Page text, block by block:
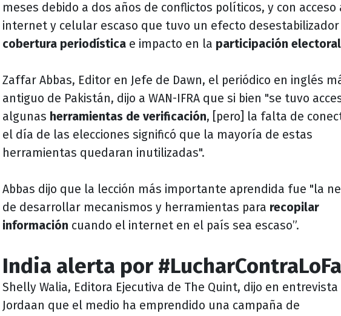
meses debido a dos años de conflictos políticos, y con acceso
internet y celular escaso que tuvo un efecto
cobertura periodísticae impacto en la participación electoral
Zaffar Abbas, Editor en Jefe de Dawn, el periódico en inglés
antiguo de Pakistán, dijo a WAN-IFRA que si bien "se tuvo
algunas herramientas de verificación, [pero] la falta de
el día de las elecciones significó que la mayoría de estas
herramientas quedaran inutilizadas".
Abbas dijo que la lección más importante aprendida fue "la
de desarrollar mecanismos y herramientas para recopilar
información cuando el internet en el país sea escaso”.
India alerta por
Shelly Walia, Editora Ejecutiva de The Quint, dijo en entrevista
Jordaan que el medio ha emprendido una campaña de